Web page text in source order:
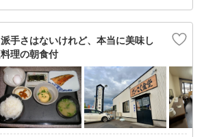
派手さはないけれど、本当に美味し
理の朝食付